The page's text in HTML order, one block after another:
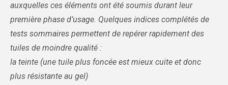
auxquelles ces éléments ont été soumis durant leur
première phase d’usage. Quelques indices complétés de
tests sommaires permettent de repérer rapidement des
tuiles de moindre qualité :
la teinte (une tuile plus foncée est mieux cuite et donc
plus résistante au gel)